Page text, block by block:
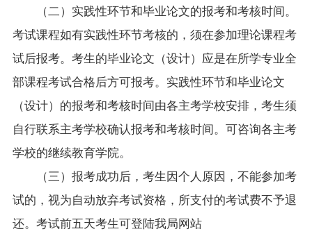
（二）实践性环节和毕业论文的报考和考核时间。
考试课程如有实践性环节考核的，须在参加理论课程考
试后报考。考生的毕业论文（设计）应是在所学专业全
部课程考试合格后方可报考。实践性环节和毕业论文
（设计）的报考和考核时间由各主考学校安排，考生须
自行联系主考学校确认报考和考核时间。可咨询各主考
学校的继续教育学院。
（三）报考成功后，考生因个人原因，不能参加考
试的，视为自动放弃考试资格，所支付的考试费不予退
还。考试前五天考生可登陆我局网站